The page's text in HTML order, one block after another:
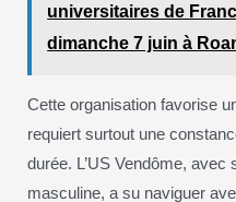
universitaires de
dimanche 7 juin à
Cette organisation favorise
requiert surtout une
durée. L’US Vendôme, avec
masculine, a su naviguer